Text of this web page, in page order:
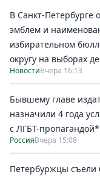
В Санкт-Петербурге
эмблем и
избирательном
округу на выборах
НовостиВчера 16:13
Бывшему главе
назначили 4 года
с ЛГБТ-пропагандой*
РоссияВчера 15:08
Петербуржцы съели